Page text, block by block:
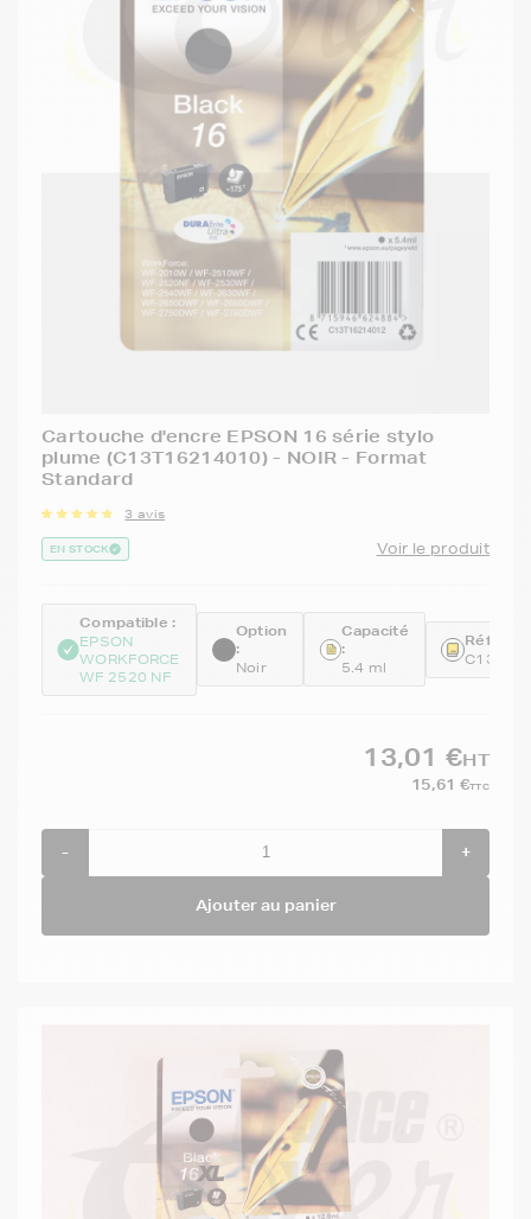
Cartouche d'encre EPSON 16 série stylo
plume (C13T16214010) - NOIR - Format
Standard
3 avis
EN STOCK Voir le produit
Compatible :
EPSON
WORKFORCE
WF 2520 NF
Option
:
Noir
Capacité
:
5.4 ml
13,01 €HT
15,61 €TTC
- +
Ajouter au panier